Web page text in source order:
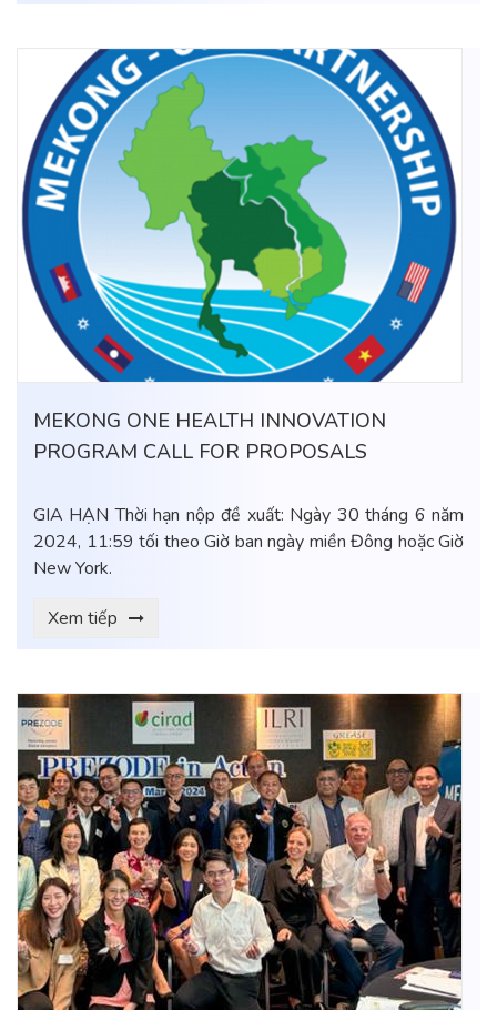
MEKONG ONE HEALTH INNOVATION
PROGRAM CALL FOR PROPOSALS
GIA HẠN Thời hạn nộp đề xuất: Ngày 30 tháng 6 năm
2024, 11:59 tối theo Giờ ban ngày miền Đông hoặc Giờ
New York.
Xem tiếp